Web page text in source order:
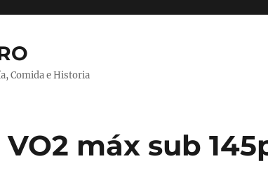
Comida e Historia
máx sub